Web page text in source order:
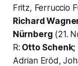
Fritz, Ferruccio
Richard
Nürnberg (21.
R: Otto Schenk;
Adrian Eröd,